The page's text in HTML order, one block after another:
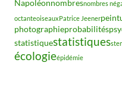
Napoléonnombresnombres
octanteoiseauxPatrice Jeener
photographieprobabilités
statistiquestatistiques
écologieépidémie